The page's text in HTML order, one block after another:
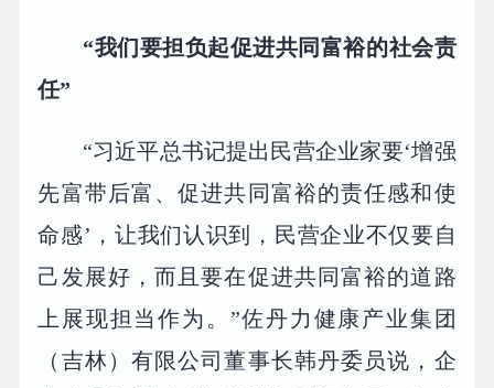
“我们要担负起促进共同富裕的社会责
任”
“习近平总书记提出民营企业家要‘增强
先富带后富、促进共同富裕的责任感和使
命感’，让我们认识到，民营企业不仅要自
己发展好，而且要在促进共同富裕的道路
上展现担当作为。”佐丹力健康产业集团
（吉林）有限公司董事长韩丹委员说，企